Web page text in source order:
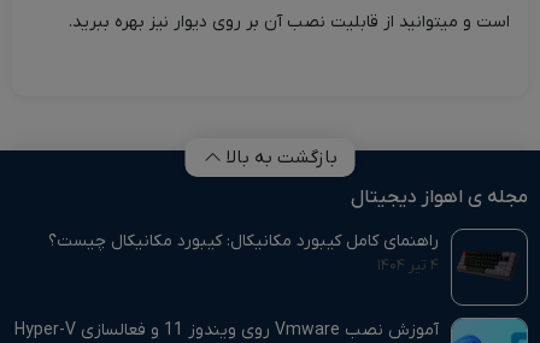
است و میتوانید از قابلیت نصب آن بر روی دیوار نیز بهره ببرید.
بازگشت به بالا
مجله ی اهواز دیجیتال
راهنمای کامل کیبورد مکانیکال: کیبورد مکانیکال چیست؟
۴ تیر ۱۴۰۴
آموزش نصب Vmware روی ویندوز 11 و فعالسازی Hyper-V